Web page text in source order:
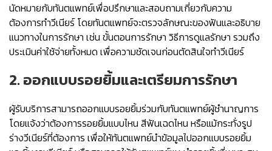
นัดหมายกับทันตแพทย์เพื่อปรึกษาและสอบถามเกี่ยวกับความ
ต้องการทำวีเนียร์ โดยทันตแพทย์จะตรวจลักษณะของฟันและอธิบาย
แนวทางในการรักษา เช่น ขั้นตอนการรักษา วิธีการดูแลรักษา รวมถึง
ประเมินค่าใช้จ่ายทั้งหมด เพื่อความชัดเจนก่อนตัดสินใจทำวีเนียร์
2. ออกแบบรอยยิ้มและเตรียมการรักษา
ผู้รับบริการสามารถออกแบบรอยยิ้มร่วมกับทันตแพทย์ผู้ชำนาญการ
โดยแจ้งว่าต้องการรอยยิ้มแบบไหน สีฟันเฉดไหน หรือแม้กระทั่งรูป
ร่างวีเนียร์ที่ต้องการ เพื่อให้ทันตแพทย์นำข้อมูลไปออกแบบรอยยิ้ม